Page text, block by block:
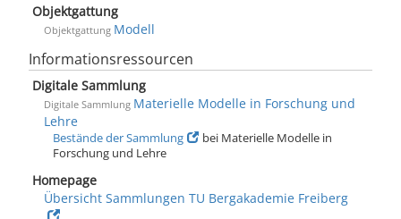
Objektgattung
Objektgattung Modell
Informationsressourcen
Digitale Sammlung
Digitale Sammlung Materielle Modelle in Forschung und
Lehre
Bestände der Sammlung
bei Materielle Modelle in
Forschung und Lehre
Homepage
Übersicht Sammlungen TU Bergakademie Freiberg